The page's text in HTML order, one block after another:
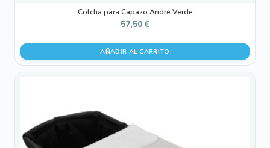
Colcha para Capazo André Verde
57,50 €
AÑADIR AL CARRITO